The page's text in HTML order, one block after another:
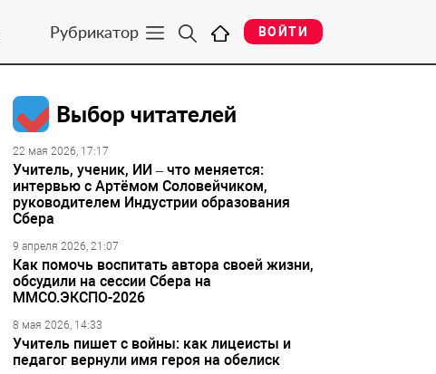
Рубрикатор ВОЙТИ
Выбор читателей
22 мая 2026, 17:17
Учитель, ученик, ИИ – что меняется:
интервью с Артёмом Соловейчиком,
руководителем Индустрии образования
Сбера
9 апреля 2026, 21:07
Как помочь воспитать автора своей жизни,
обсудили на сессии Сбера на
ММСО.ЭКСПО-2026
8 мая 2026, 14:33
Учитель пишет с войны: как лицеисты и
педагог вернули имя героя на обелиск